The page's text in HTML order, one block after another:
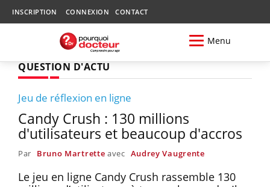
INSCRIPTION CONNEXION CONTACT
Menu
QUESTION D'ACTU
Jeu de réflexion en ligne
Candy Crush : 130 millions
d'utilisateurs et beaucoup d'accros
Par Bruno Martrette avec Audrey Vaugrente
Le jeu en ligne Candy Crush rassemble 130